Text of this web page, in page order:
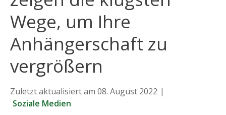
Daten
Trends
Wege, um Ihre
Anhängerschaft zu
vergrößern
Zuletzt aktualisiert am 08. August 2022 |
Soziale Medien